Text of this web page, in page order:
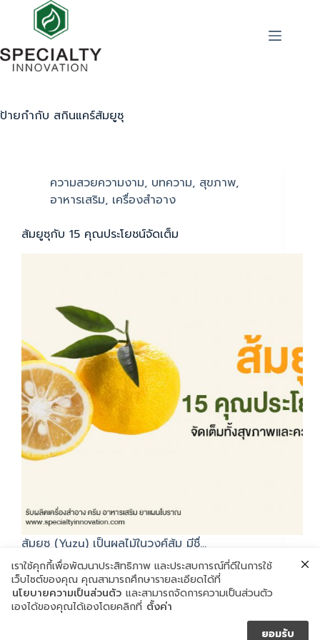
ป้ายกำกับ สกินแคร์ส้มยูซุ
ความสวยความงาม, บทความ, สุขภาพ,
อาหารเสริม, เครื่องสำอาง
ส้มยูซุกับ 15 คุณประโยชน์จัดเต็ม
ส้มยูซุ (Yuzu) เป็นผลไม้ในวงศ์ส้ม มีชื่…
ตุลาคม 1, 2020
เราใช้คุกกี้เพื่อพัฒนาประสิทธิภาพ และประสบการณ์ที่ดีในการใช้
เว็บไซต์ของคุณ คุณสามารถศึกษารายละเอียดได้ที่
นโยบายความเป็นส่วนตัว และสามารถจัดการความเป็นส่วนตัว
เองได้ของคุณได้เองโดยคลิกที่ ตั้งค่า
ยอมรับ